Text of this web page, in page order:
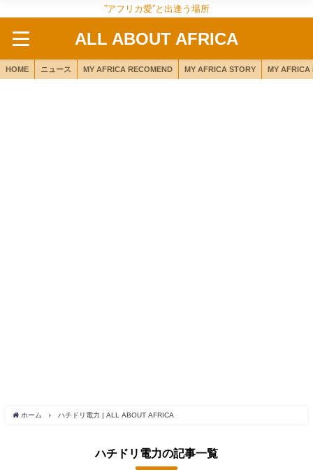
”アフリカ愛”と出逢う場所
ALL ABOUT AFRICA
HOME ニュース MY AFRICA RECOMEND MY AFRICA STORY MY AFRICA
ホーム ハチドリ電力 | ALL ABOUT AFRICA
ハチドリ電力の記事一覧